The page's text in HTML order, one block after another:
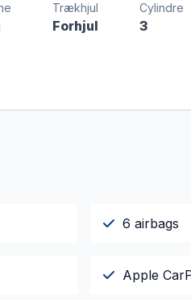
Trækhjul
Forhjul
Cylindre
3
6 airbags
Apple